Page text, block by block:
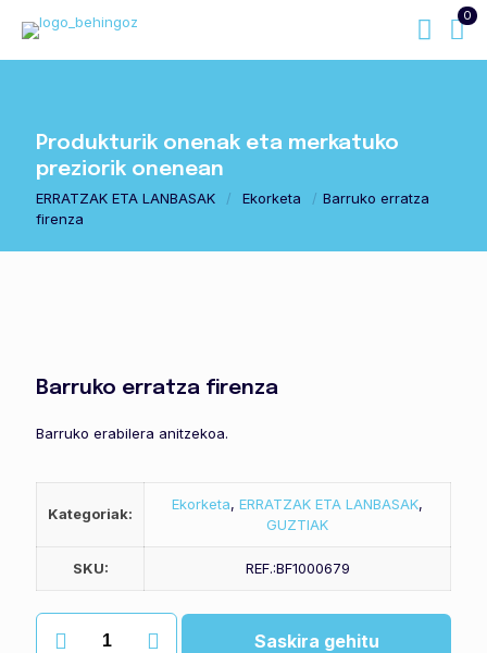
0
Produkturik onenak eta merkatuko
preziorik onenean
ERRATZAK ETA LANBASAK / Ekorketa / Barruko erratza
firenza
Barruko erratza firenza
Barruko erabilera anitzekoa.
Kategoriak:
Ekorketa, ERRATZAK ETA LANBASAK,
GUZTIAK
SKU: REF.:BF1000679
Barruko
Saskira gehitu